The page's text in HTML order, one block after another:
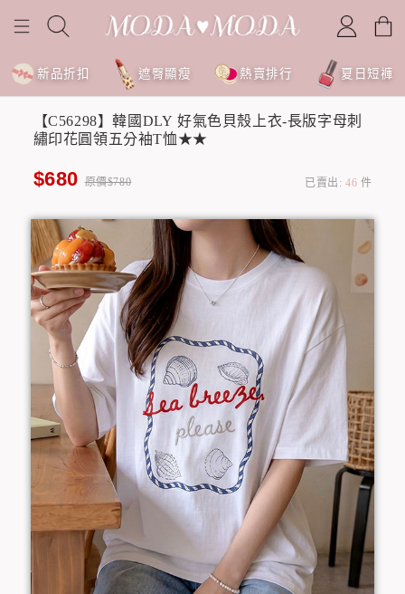
新品折扣 遮臀顯瘦 熱賣排行 夏日短褲
【C56298】韓國DLY 好氣色貝殼上衣-長版字母刺
繡印花圓領五分袖T恤★★
$680 原價$780 已賣出: 46 件